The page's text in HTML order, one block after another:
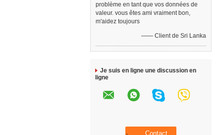
problème en tant que vos données de
valeur. vous êtes ami vraiment bon,
m'aidez toujours
—— Client de Sri Lanka
Je suis en ligne une discussion en
ligne